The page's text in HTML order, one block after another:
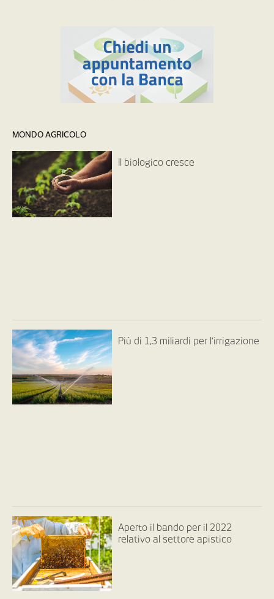
MONDO AGRICOLO
Il biologico cresce
Più di 1,3 miliardi per l’irrigazione
Aperto il bando per il 2022
relativo al settore apistico